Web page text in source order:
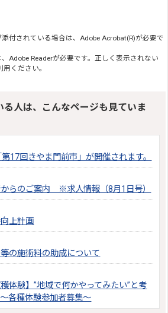
付されている場合は、Adobe Acrobat(R)が必要で
Adobe Readerが必要です。正しく表示されない
ください。
る人は、こんなページも見ていま
17回きやま門前市」が開催されます。
らのご案内 ※求人情報（8月1日号）
上計画
の施術料の助成について
体験】”地域で何かやってみたい”と考
各種体験参加者募集～